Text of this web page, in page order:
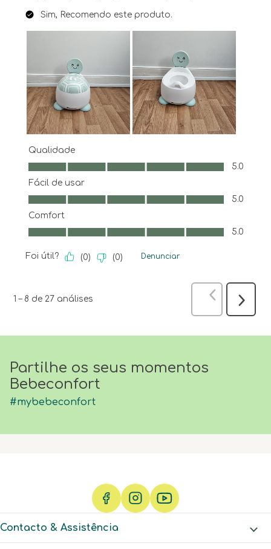
Partilhe os seus momentos
Bebeconfort
#mybebeconfort
Sim, Recomendo este produto.
Qualidade
Qualidade, 5.0 em 5
5.0
Fácil de usar
Fácil de usar, 5.0 em 5
5.0
Comfort
Comfort, 5.0 em 5
5.0
Foi útil? (0) (0) Denunciar
1 – 8 de 27 análises Anterior
Contacto & Assistência